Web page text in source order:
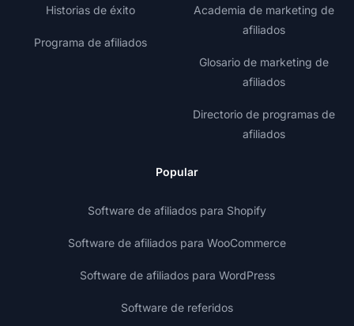
Historias de éxito
Programa de afiliados
Academia de marketing de
afiliados
Glosario de marketing de
afiliados
Directorio de programas de
afiliados
Popular
Software de afiliados para Shopify
Software de afiliados para WooCommerce
Software de afiliados para WordPress
Software de referidos